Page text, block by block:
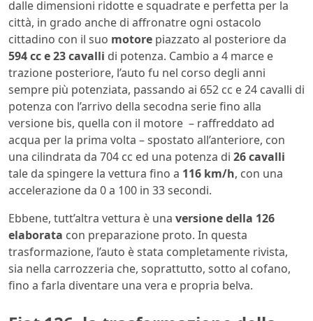
dalle dimensioni ridotte e squadrate e perfetta per la
città, in grado anche di affronatre ogni ostacolo
cittadino con il suo motore piazzato al posteriore da
594 cc e 23 cavalli di potenza. Cambio a 4 marce e
trazione posteriore, l’auto fu nel corso degli anni
sempre più potenziata, passando ai 652 cc e 24 cavalli di
potenza con l’arrivo della secodna serie fino alla
versione bis, quella con il motore – raffreddato ad
acqua per la prima volta – spostato all’anteriore, con
una cilindrata da 704 cc ed una potenza di 26 cavalli
tale da spingere la vettura fino a 116 km/h, con una
accelerazione da 0 a 100 in 33 secondi.
Ebbene, tutt’altra vettura è una versione della 126
elaborata con preparazione proto. In questa
trasformazione, l’auto è stata completamente rivista,
sia nella carrozzeria che, soprattutto, sotto al cofano,
fino a farla diventare una vera e propria belva.